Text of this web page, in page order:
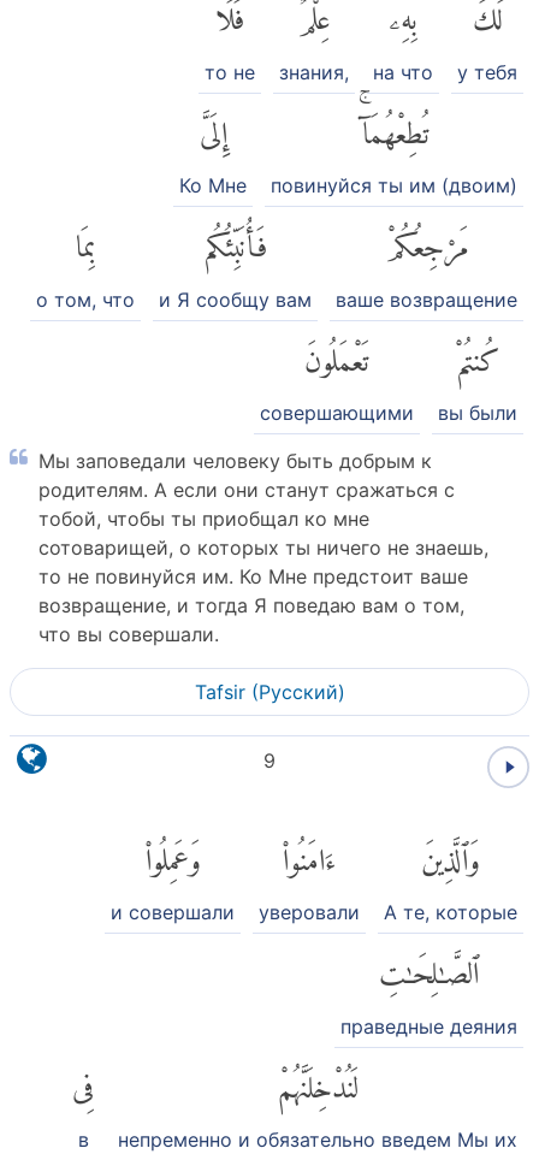
у тебя
на что
знания,
то не
تُطِعْهُمَآۚ
повинуйся ты им (двоим)
إِلَىَّ
Ко Мне
مَرْجِعُكُمْ
ваше возвращение
فَأُنَبِّئُكُم
и Я сообщу вам
بِمَا
о том, что
كُنتُمْ
вы были
تَعْمَلُونَ
совершающими
Мы заповедали человеку быть добрым к
родителям. А если они станут сражаться с
тобой, чтобы ты приобщал ко мне
сотоварищей, о которых ты ничего не знаешь,
то не повинуйся им. Ко Мне предстоит ваше
возвращение, и тогда Я поведаю вам о том,
что вы совершали.
Tafsir (Pусский)
9
وَٱلَّذِينَ
А те, которые
ءَامَنُوا۟
уверовали
وَعَمِلُوا۟
и совершали
ٱلصَّٰلِحَٰتِ
праведные деяния
لَنُدْخِلَنَّهُمْ
непременно и обязательно введем Мы их
فِى
в